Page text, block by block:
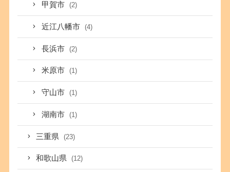
甲賀市 (2)
近江八幡市 (4)
長浜市 (2)
米原市 (1)
守山市 (1)
湖南市 (1)
三重県 (23)
和歌山県 (12)